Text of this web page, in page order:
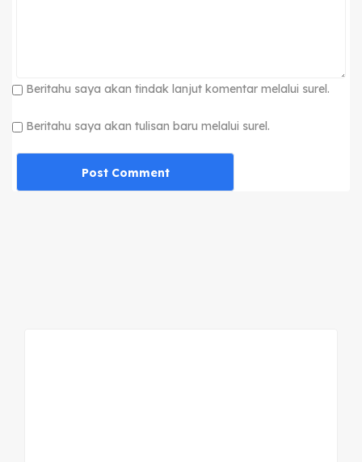
Beritahu saya akan tindak lanjut komentar melalui surel.
Beritahu saya akan tulisan baru melalui surel.